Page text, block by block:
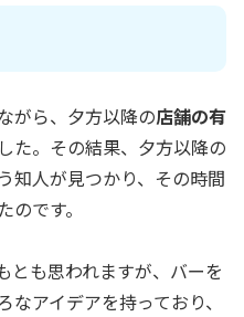
がら、夕方以降の店舗の有
た。その結果、夕方以降の
知人が見つかり、その時間
です。
とも思われますが、バーを
アイデアを持っており、